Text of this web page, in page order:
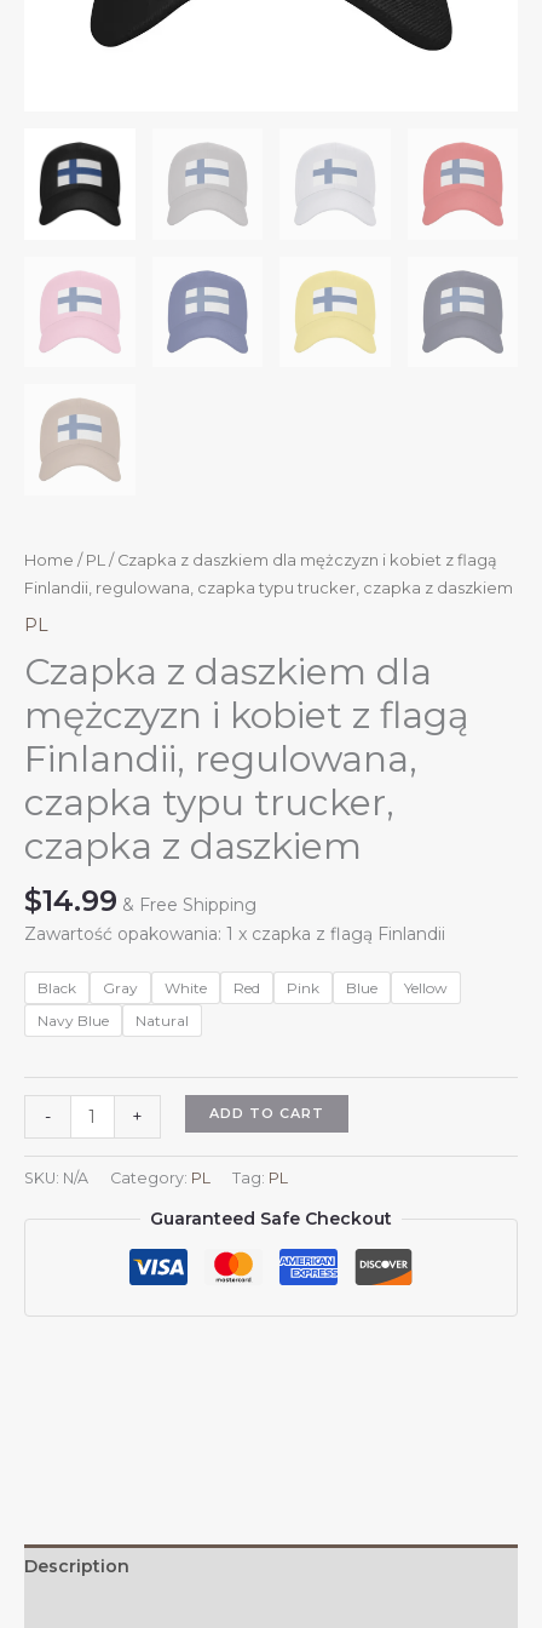
Home / PL / Czapka z daszkiem dla mężczyzn i kobiet z flagą
Finlandii, regulowana, czapka typu trucker, czapka z daszkiem
PL
Czapka z daszkiem dla
mężczyzn i kobiet z flagą
Finlandii, regulowana,
czapka typu trucker,
czapka z daszkiem
$14.99 & Free Shipping
Zawartość opakowania: 1 x czapka z flagą Finlandii
Black Gray White Red Pink Blue
Yellow
Navy Blue
Natural
-
z
daszkiem
dla
mężczyzn
daszkiem
quantity
+ ADD TO CART
SKU: N/A Category: PL Tag: PL
Guaranteed Safe Checkout
Description